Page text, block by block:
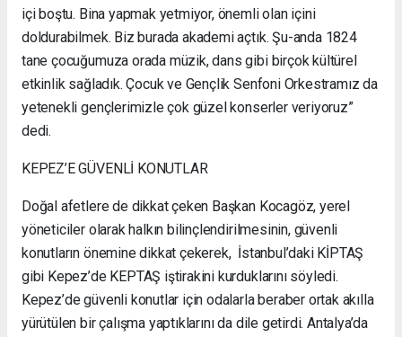
içi boştu. Bina yapmak yetmiyor, önemli olan içini
doldurabilmek. Biz burada akademi açtık. Şu-anda 1824
tane çocuğumuza orada müzik, dans gibi birçok kültürel
etkinlik sağladık. Çocuk ve Gençlik Senfoni Orkestramız da
yetenekli gençlerimizle çok güzel konserler veriyoruz”
dedi.
KEPEZ’E GÜVENLİ KONUTLAR
Doğal afetlere de dikkat çeken Başkan Kocagöz, yerel
yöneticiler olarak halkın bilinçlendirilmesinin, güvenli
konutların önemine dikkat çekerek, İstanbul’daki KİPTAŞ
gibi Kepez’de KEPTAŞ iştirakini kurduklarını söyledi.
Kepez’de güvenli konutlar için odalarla beraber ortak akılla
yürütülen bir çalışma yaptıklarını da dile getirdi. Antalya’da